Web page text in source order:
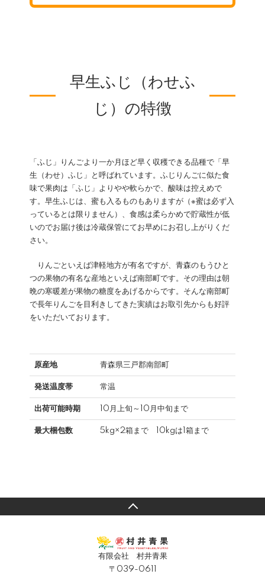
早生ふじ（わせふ
じ）の特徴
「ふじ」りんごより一か月ほど早く収穫できる品種で「早
生（わせ）ふじ」と呼ばれています。ふじりんごに似た食
味で果肉は「ふじ」よりやや軟らかで、酸味は控えめで
す。早生ふじは、蜜も入るものもありますが（※蜜は必ず入
っているとは限りません）、食感は柔らかめで貯蔵性が低
いのでお届け後は冷蔵保管にてお早めにお召し上がりくだ
さい。
りんごといえば津軽地方が有名ですが、青森のもうひと
つの果物の有名な産地といえば南部町です。その理由は朝
晩の寒暖差が果物の糖度をあげるからです。そんな南部町
で長年りんごを目利きしてきた実績はお取引先からも好評
をいただいております。
原産地 青森県三戸郡南部町
発送温度帯 常温
出荷可能時期 10月上旬～10月中旬まで
最大梱包数 5kg×2箱まで 10kgは1箱まで
有限会社 村井青果
〒039-0611